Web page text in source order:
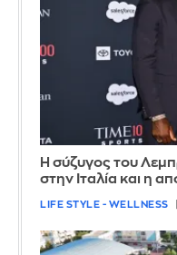
Η σύζυγος του
στην Ιταλία και η
LIFE STYLE - WELLNESS